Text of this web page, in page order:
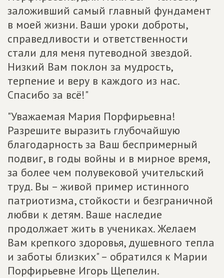
заложивший самый главный фундамент
в моей жизни. Ваши уроки доброты,
справедливости и ответственности
стали для меня путеводной звездой.
Низкий Вам поклон за мудрость,
терпение и веру в каждого из нас.
Спасибо за всё!"
"Уважаемая Мария Порфирьевна!
Разрешите выразить глубочайшую
благодарность за Ваш беспримерный
подвиг, в годы войны и в мирное время,
за более чем полувековой учительский
труд. Вы – живой пример истинного
патриотизма, стойкости и безграничной
любви к детям. Ваше наследие
продолжает жить в учениках. Желаем
Вам крепкого здоровья, душевного тепла
и заботы близких" – обратился к Марии
Порфирьевне Игорь Щепелин.